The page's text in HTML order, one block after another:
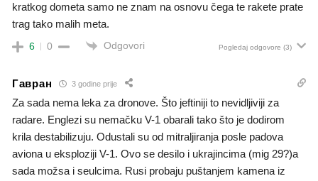
kratkog dometa samo ne znam na osnovu čega te rakete prate
trag tako malih meta.
6 0 Odgovori Pogledaj odgovore (3)
Гавран 3 godine prije
Za sada nema leka za dronove. Što jeftiniji to nevidljiviji za
radare. Englezi su nemačku V-1 obarali tako što je dodirom
krila destabilizuju. Odustali su od mitraljiranja posle padova
aviona u eksploziji V-1. Ovo se desilo i ukrajincima (mig 29?)a
sada možsa i seulcima. Rusi probaju puštanjem kamena iz